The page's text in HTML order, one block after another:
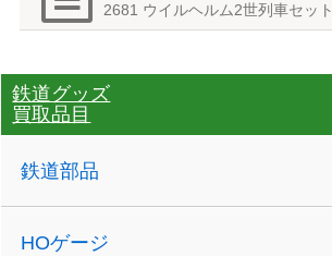
2681 ウイルヘルム2世列車セット
鉄道グッズ
買取品目
鉄道部品
HOゲージ